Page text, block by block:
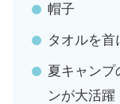
帽子
タオルを首
夏キャンプ
ンが大活躍